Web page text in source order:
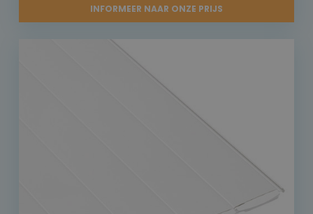
INFORMEER NAAR ONZE PRIJS